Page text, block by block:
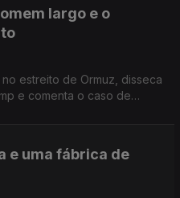
largo e o
estreito de Ormuz, disseca
e comenta o caso de
e uma fábrica de